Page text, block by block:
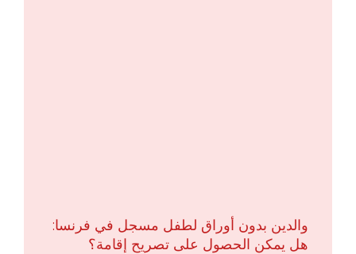
والدين بدون أوراق لطفل مسجل في فرنسا:
هل يمكن الحصول على تصريح إقامة؟